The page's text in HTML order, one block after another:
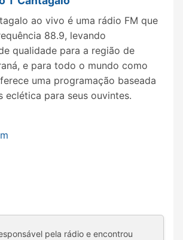
ao vivo é uma rádio FM que
88.9, levando
qualidade para a região de
e para todo o mundo como
uma programação baseada
eclética para seus ouvintes.
pela rádio e encontrou